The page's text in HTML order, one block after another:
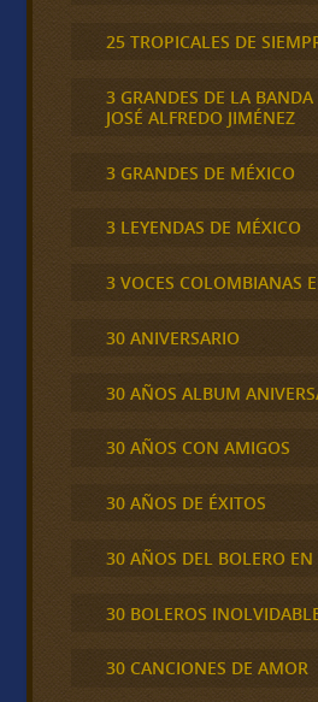
25 TROPICALES DE
3 GRANDES DE LA
JOSÉ ALFREDO JIMÉNEZ
3 GRANDES DE MÉXICO
3 LEYENDAS DE MÉXICO
3 VOCES COLOMBIANAS
30 ANIVERSARIO
30 AÑOS ALBUM
30 AÑOS CON AMIGOS
30 AÑOS DE ÉXITOS
30 AÑOS DEL BOLERO EN
30 BOLEROS
30 CANCIONES DE AMOR